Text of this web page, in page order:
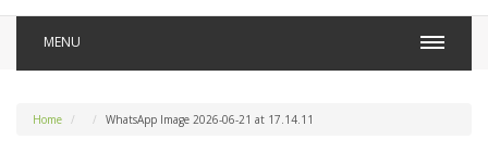
MENU
Home WhatsApp Image 2026-06-21 at 17.14.11